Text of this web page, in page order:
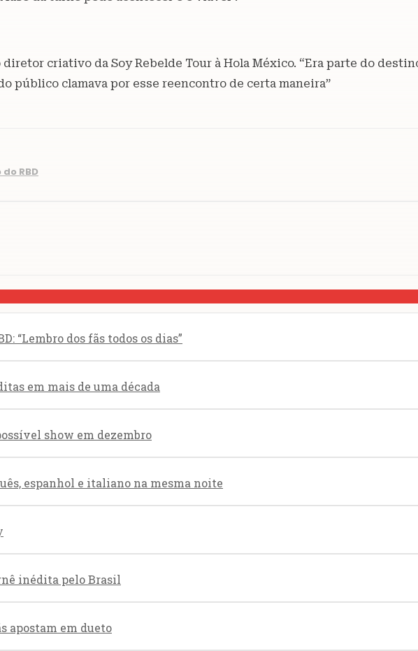
diretor criativo da Soy Rebelde Tour à Hola México. “Era parte do
público clamava por esse reencontro de certa maneira”
RBD
“Lembro dos fãs todos os dias”
em mais de uma década
show em dezembro
espanhol e italiano na mesma noite
inédita pelo Brasil
apostam em dueto